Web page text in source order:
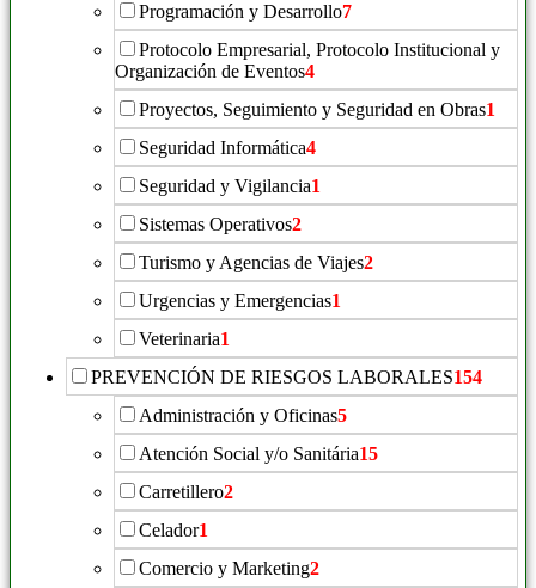
Programación y Desarrollo7
Protocolo Empresarial, Protocolo Institucional y
Organización de Eventos4
Proyectos, Seguimiento y Seguridad en Obras1
Seguridad Informática4
Seguridad y Vigilancia1
Sistemas Operativos2
Turismo y Agencias de Viajes2
Urgencias y Emergencias1
Veterinaria1
PREVENCIÓN DE RIESGOS LABORALES154
Administración y Oficinas5
Atención Social y/o Sanitária15
Carretillero2
Celador1
Comercio y Marketing2